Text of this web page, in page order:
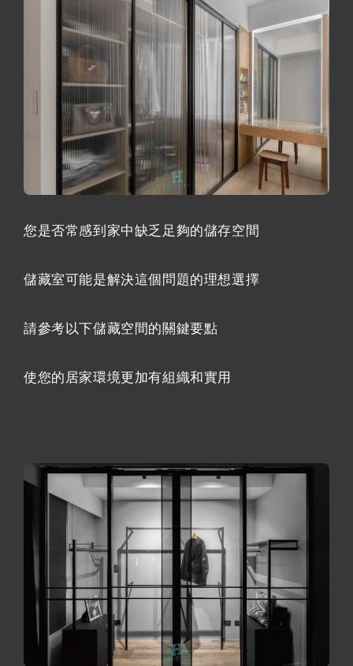
您是否常感到家中缺乏足夠的儲存空間
儲藏室可能是解決這個問題的理想選擇
請參考以下儲藏空間的關鍵要點
使您的居家環境更加有組織和實用